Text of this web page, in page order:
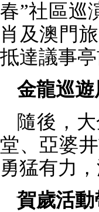
春”社區巡
肖及澳門
抵達議事
金龍巡
隨後，
堂、亞婆
勇猛有力
賀歲活